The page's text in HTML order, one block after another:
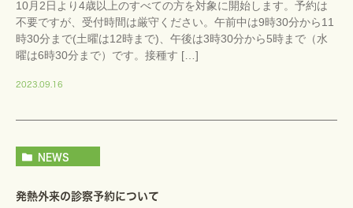
10月2日より4歳以上のすべての方を対象に開始します。予約は
不要ですが、受付時間は厳守ください。午前中は9時30分から11
時30分まで(土曜は12時まで)、午後は3時30分から5時まで（水
曜は6時30分まで）です。接種す […]
2023.09.16
NEWS
発熱外来の診察予約について